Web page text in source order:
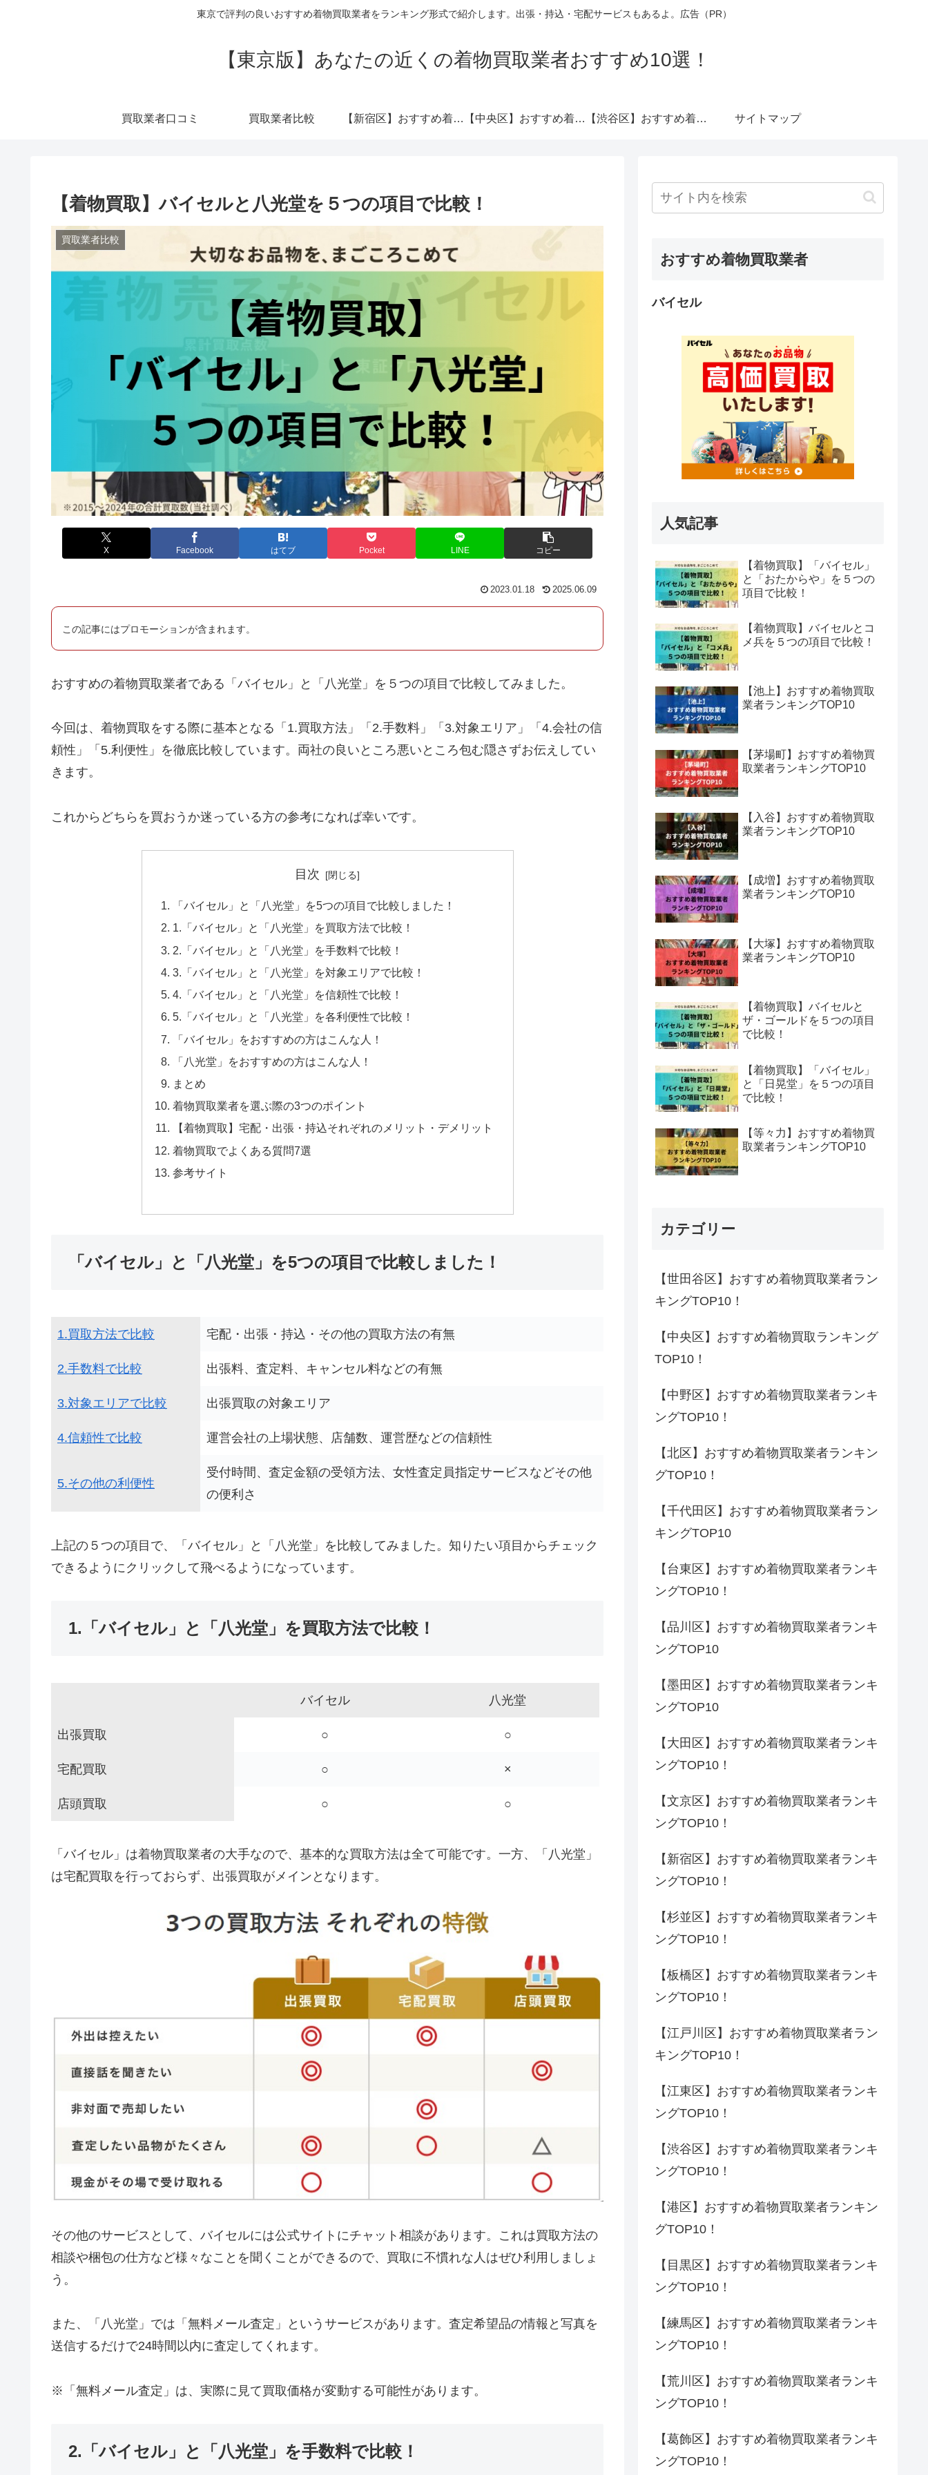
東京で評判の良いおすすめ着物買取業者をランキング形式で紹介します。出張・持込・宅配サービスもあるよ。広告（PR）
【東京版】あなたの近くの着物買取業者おすすめ10選！
買取業者口コミ 買取業者比較 【新宿区】おすすめ着物買取業者ランキングTOP10！ 【中央区】おすすめ着物買取ランキングTOP10！ 【渋谷区】おすすめ着物買取業者ランキングTOP10！ サイトマップ
【着物買取】バイセルと八光堂を５つの項目で比較！
買取業者比較
X Facebook はてブ Pocket LINE コピー
2023.01.18 2025.06.09
この記事にはプロモーションが含まれます。
おすすめの着物買取業者である「バイセル」と「八光堂」を５つの項目で比較してみました。
今回は、着物買取をする際に基本となる「1.買取方法」「2.手数料」「3.対象エリア」「4.会社の信
頼性」「5.利便性」を徹底比較しています。両社の良いところ悪いところ包む隠さずお伝えしてい
きます。
これからどちらを買おうか迷っている方の参考になれば幸いです。
目次
「バイセル」と「八光堂」を5つの項目で比較しました！
1.「バイセル」と「八光堂」を買取方法で比較！
2.「バイセル」と「八光堂」を手数料で比較！
3.「バイセル」と「八光堂」を対象エリアで比較！
4.「バイセル」と「八光堂」を信頼性で比較！
5.「バイセル」と「八光堂」を各利便性で比較！
「バイセル」をおすすめの方はこんな人！
「八光堂」をおすすめの方はこんな人！
まとめ
着物買取業者を選ぶ際の3つのポイント
【着物買取】宅配・出張・持込それぞれのメリット・デメリット
着物買取でよくある質問7選
参考サイト
「バイセル」と「八光堂」を5つの項目で比較しました！
1.買取方法で比較 宅配・出張・持込・その他の買取方法の有無
2.手数料で比較 出張料、査定料、キャンセル料などの有無
3.対象エリアで比較 出張買取の対象エリア
4.信頼性で比較 運営会社の上場状態、店舗数、運営歴などの信頼性
5.その他の利便性
受付時間、査定金額の受領方法、女性査定員指定サービスなどその他
の便利さ
上記の５つの項目で、「バイセル」と「八光堂」を比較してみました。知りたい項目からチェック
できるようにクリックして飛べるようになっています。
1.「バイセル」と「八光堂」を買取方法で比較！
バイセル 八光堂
出張買取 ○ ○
宅配買取 ○ ×
店頭買取 ○ ○
「バイセル」は着物買取業者の大手なので、基本的な買取方法は全て可能です。一方、「八光堂」
は宅配買取を行っておらず、出張買取がメインとなります。
その他のサービスとして、バイセルには公式サイトにチャット相談があります。これは買取方法の
相談や梱包の仕方など様々なことを聞くことができるので、買取に不慣れな人はぜひ利用しましょ
う。
また、「八光堂」では「無料メール査定」というサービスがあります。査定希望品の情報と写真を
送信するだけで24時間以内に査定してくれます。
※「無料メール査定」は、実際に見て買取価格が変動する可能性があります。
2.「バイセル」と「八光堂」を手数料で比較！
おすすめ着物買取業者
バイセル
人気記事
【着物買取】「バイセル」
と「おたからや」を５つの
項目で比較！
【着物買取】バイセルとコ
メ兵を５つの項目で比較！
【池上】おすすめ着物買取
業者ランキングTOP10
【茅場町】おすすめ着物買
取業者ランキングTOP10
【入谷】おすすめ着物買取
業者ランキングTOP10
【成増】おすすめ着物買取
業者ランキングTOP10
【大塚】おすすめ着物買取
業者ランキングTOP10
【着物買取】バイセルと
ザ・ゴールドを５つの項目
で比較！
【着物買取】「バイセル」
と「日晃堂」を５つの項目
で比較！
【等々力】おすすめ着物買
取業者ランキングTOP10
カテゴリー
【世田谷区】おすすめ着物買取業者ラン
キングTOP10！
【中央区】おすすめ着物買取ランキング
TOP10！
【中野区】おすすめ着物買取業者ランキ
ングTOP10！
【北区】おすすめ着物買取業者ランキン
グTOP10！
【千代田区】おすすめ着物買取業者ラン
キングTOP10
【台東区】おすすめ着物買取業者ランキ
ングTOP10！
【品川区】おすすめ着物買取業者ランキ
ングTOP10
【墨田区】おすすめ着物買取業者ランキ
ングTOP10
【大田区】おすすめ着物買取業者ランキ
ングTOP10！
【文京区】おすすめ着物買取業者ランキ
ングTOP10！
【新宿区】おすすめ着物買取業者ランキ
ングTOP10！
【杉並区】おすすめ着物買取業者ランキ
ングTOP10！
【板橋区】おすすめ着物買取業者ランキ
ングTOP10！
【江戸川区】おすすめ着物買取業者ラン
キングTOP10！
【江東区】おすすめ着物買取業者ランキ
ングTOP10！
【渋谷区】おすすめ着物買取業者ランキ
ングTOP10！
【港区】おすすめ着物買取業者ランキン
グTOP10！
【目黒区】おすすめ着物買取業者ランキ
ングTOP10！
【練馬区】おすすめ着物買取業者ランキ
ングTOP10！
【荒川区】おすすめ着物買取業者ランキ
ングTOP10！
【葛飾区】おすすめ着物買取業者ランキ
ングTOP10！